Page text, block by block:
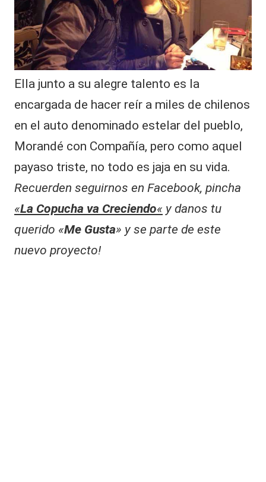
al
it
y
s,
T
V
y
R
e
d
e
s
e
z
a
ñ
o
ju
n
o
r
e
o
r
d
a
d
a
Ella junto a su alegre talento es la
encargada de hacer reír a miles de chilenos
en el auto denominado estelar del pueblo,
Morandé con Compañía, pero como aquel
payaso triste, no todo es jaja en su vida.
Recuerden seguirnos en Facebook, pincha
«La Copucha va Creciendo« y danos tu
querido «Me Gusta» y se parte de este
nuevo proyecto!